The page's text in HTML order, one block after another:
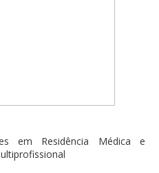
em Residência Médica e